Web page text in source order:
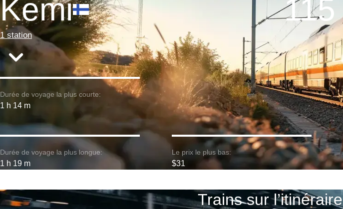
Kemi
1 station
Durée de voyage la plus courte:
1 h 14 m
Durée de voyage la plus longue:
1 h 19 m
Le prix le plus bas:
$31
Trains sur